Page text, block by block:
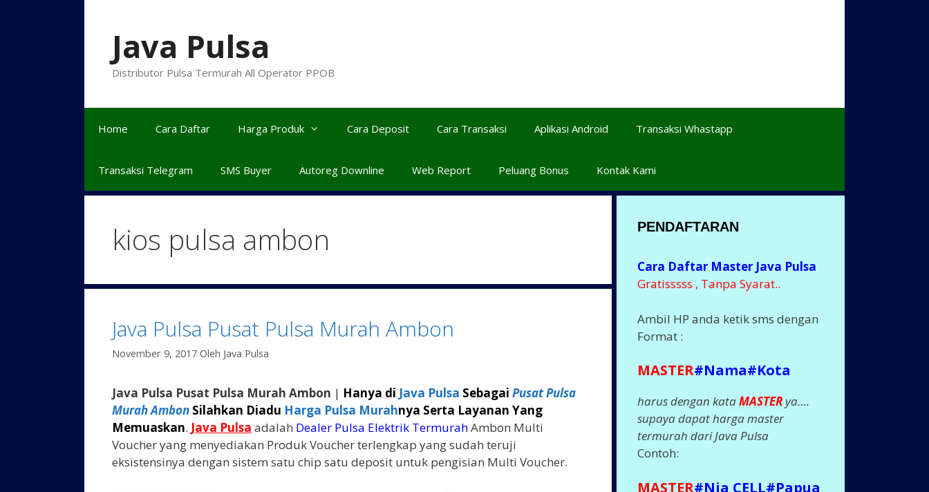
Java Pulsa
Distributor Pulsa Termurah All Operator PPOB
Home Cara Daftar Harga Produk Cara Deposit Cara Transaksi Aplikasi Android Transaksi Whastapp
Transaksi Telegram SMS Buyer Autoreg Downline Web Report Peluang Bonus Kontak Kami
kios pulsa ambon
Java Pulsa Pusat Pulsa Murah Ambon
November 9, 2017 Oleh Java Pulsa
Java Pulsa Pusat Pulsa Murah Ambon | Hanya di Java Pulsa Sebagai Pusat Pulsa
Murah Ambon Silahkan Diadu Harga Pulsa Murahnya Serta Layanan Yang
Memuaskan. Java Pulsa adalah Dealer Pulsa Elektrik TermurahAmbon Multi
Voucher yang menyediakan Produk Voucher terlengkap yang sudah teruji
eksistensinya dengan sistem satu chip satu deposit untuk pengisian Multi Voucher.
PENDAFTARAN
Cara Daftar Master Java Pulsa
Gratisssss , Tanpa Syarat..
Ambil HP anda ketik sms dengan
Format :
MASTER#Nama#Kota
harus dengan kataMASTER ya….
supaya dapat harga master
termurah dari Java Pulsa
Contoh:
MASTER#Nia CELL#Papua